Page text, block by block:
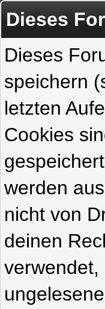
Dieses
Dieses
speichern
letzten
Cookies
werden
nicht von
deinen
verwendet,